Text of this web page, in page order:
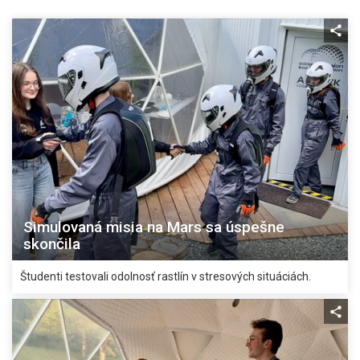
Simulovaná misia na Mars sa úspešne
skončila
Študenti testovali odolnosť rastlín v stresových situáciách.